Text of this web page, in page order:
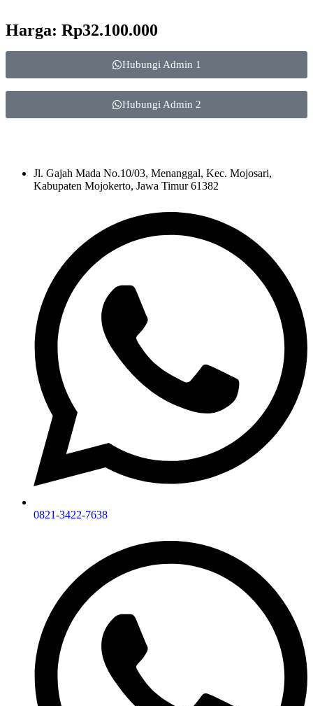
Harga: Rp32.100.000
Hubungi Admin 1
Hubungi Admin 2
Jl. Gajah Mada No.10/03, Menanggal, Kec. Mojosari,
Kabupaten Mojokerto, Jawa Timur 61382
0821-3422-7638